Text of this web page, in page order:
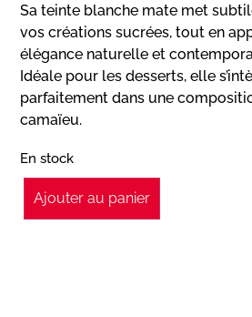
Sa teinte blanche mate met
vos créations sucrées, tout en
élégance naturelle et
Idéale pour les desserts, elle
parfaitement dans une
camaïeu.
En stock
Ajouter au panier